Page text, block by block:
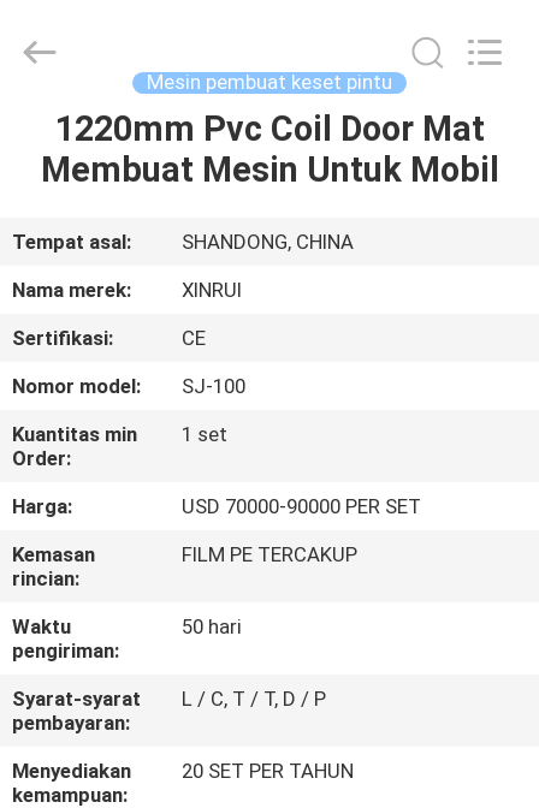
RUMAH
VIDEO
TENTANG
KAMI
TUR
PABRIK
KONTROL
KUALITAS
HUBUNGI
Mesin pembuat keset pintu
1220mm Pvc Coil Door Mat
Membuat Mesin Untuk Mobil
Tempat asal:
SHANDONG, CHINA
Nama merek:
XINRUI
Sertifikasi:
CE
Nomor model:
SJ-100
Kuantitas min
Order:
1 set
Harga:
USD 70000-90000 PER SET
Kemasan
rincian:
FILM PE TERCAKUP
Waktu
pengiriman:
50 hari
Syarat-syarat
pembayaran:
L / C, T / T, D / P
Menyediakan
kemampuan:
20 SET PER TAHUN